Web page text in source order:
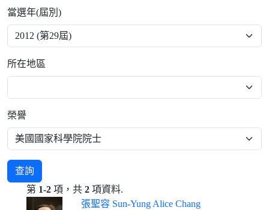
當選年(屆別)
所在地區
榮譽
查詢
第 1-2 項，共 2 項資料.
張聖容 Sun-Yung Alice Chang